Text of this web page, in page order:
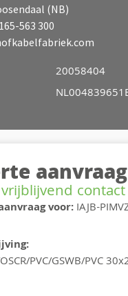
(NB)
563 300
20058404
aanvraag
voor:IAJB-
PVC/GSWB/PVC